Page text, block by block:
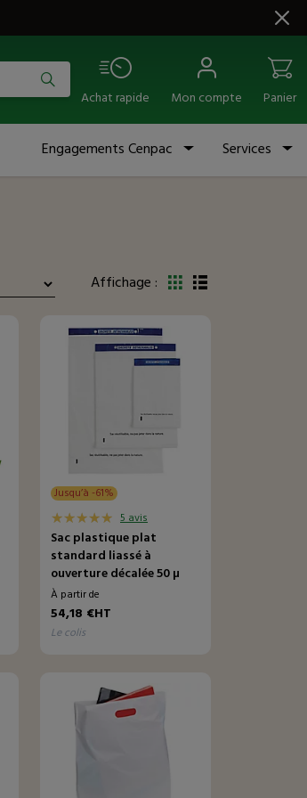
Achat rapide Mon compte Panier
Engagements Cenpac Services
Affichage :
Jusqu’à -61%
5 avis
Sac plastique plat
standard liassé à
ouverture décalée 50 µ
À partir de
54,18 €HT
le colis